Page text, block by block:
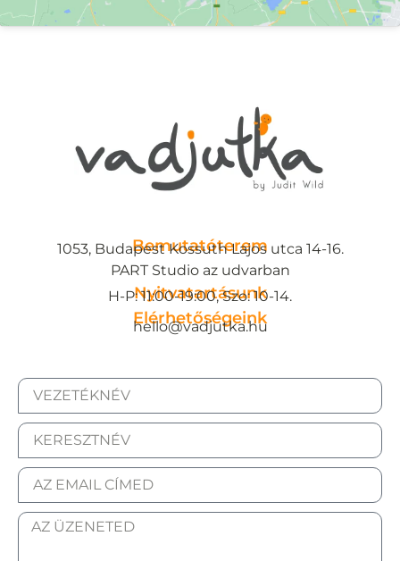
Bemutatóterem
1053, Budapest Kossuth Lajos utca 14-16.
PART Studio az udvarban
Nyitvatartásunk
H-P: 11:00-19:00, Szo: 10-14.
Elérhetőségeink
hello@vadjutka.hu